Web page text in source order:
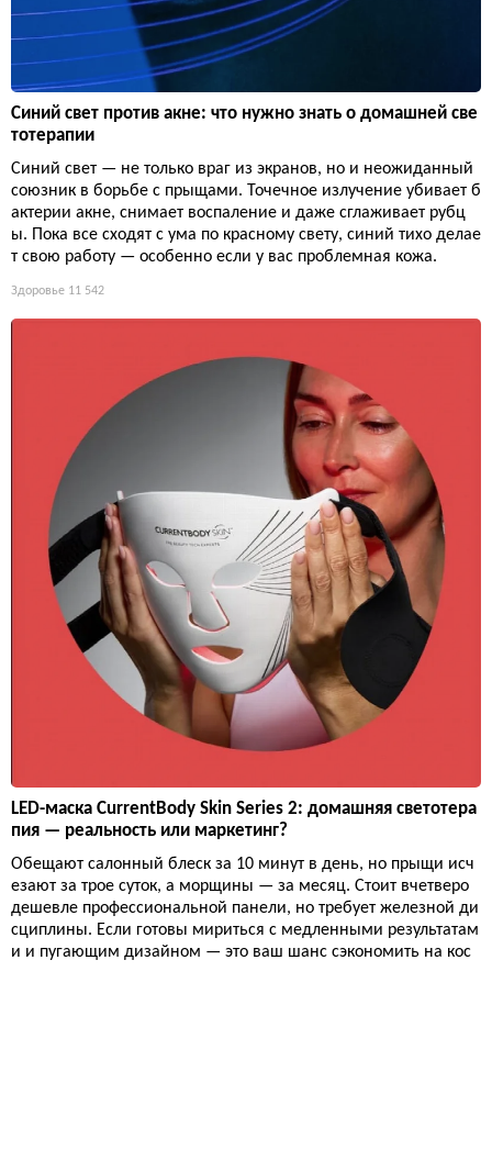
Синий свет против акне: что нужно знать о домашней све
тотерапии
Синий свет — не только враг из экранов, но и неожиданный
союзник в борьбе с прыщами. Точечное излучение убивает б
актерии акне, снимает воспаление и даже сглаживает рубц
ы. Пока все сходят с ума по красному свету, синий тихо делае
т свою работу — особенно если у вас проблемная кожа.
Здоровье 11 542
LED-маска CurrentBody Skin Series 2: домашняя светотера
пия — реальность или маркетинг?
Обещают салонный блеск за 10 минут в день, но прыщи исч
езают за трое суток, а морщины — за месяц. Стоит вчетверо
дешевле профессиональной панели, но требует железной ди
сциплины. Если готовы мириться с медленными результатам
и и пугающим дизайном — это ваш шанс сэкономить на кос